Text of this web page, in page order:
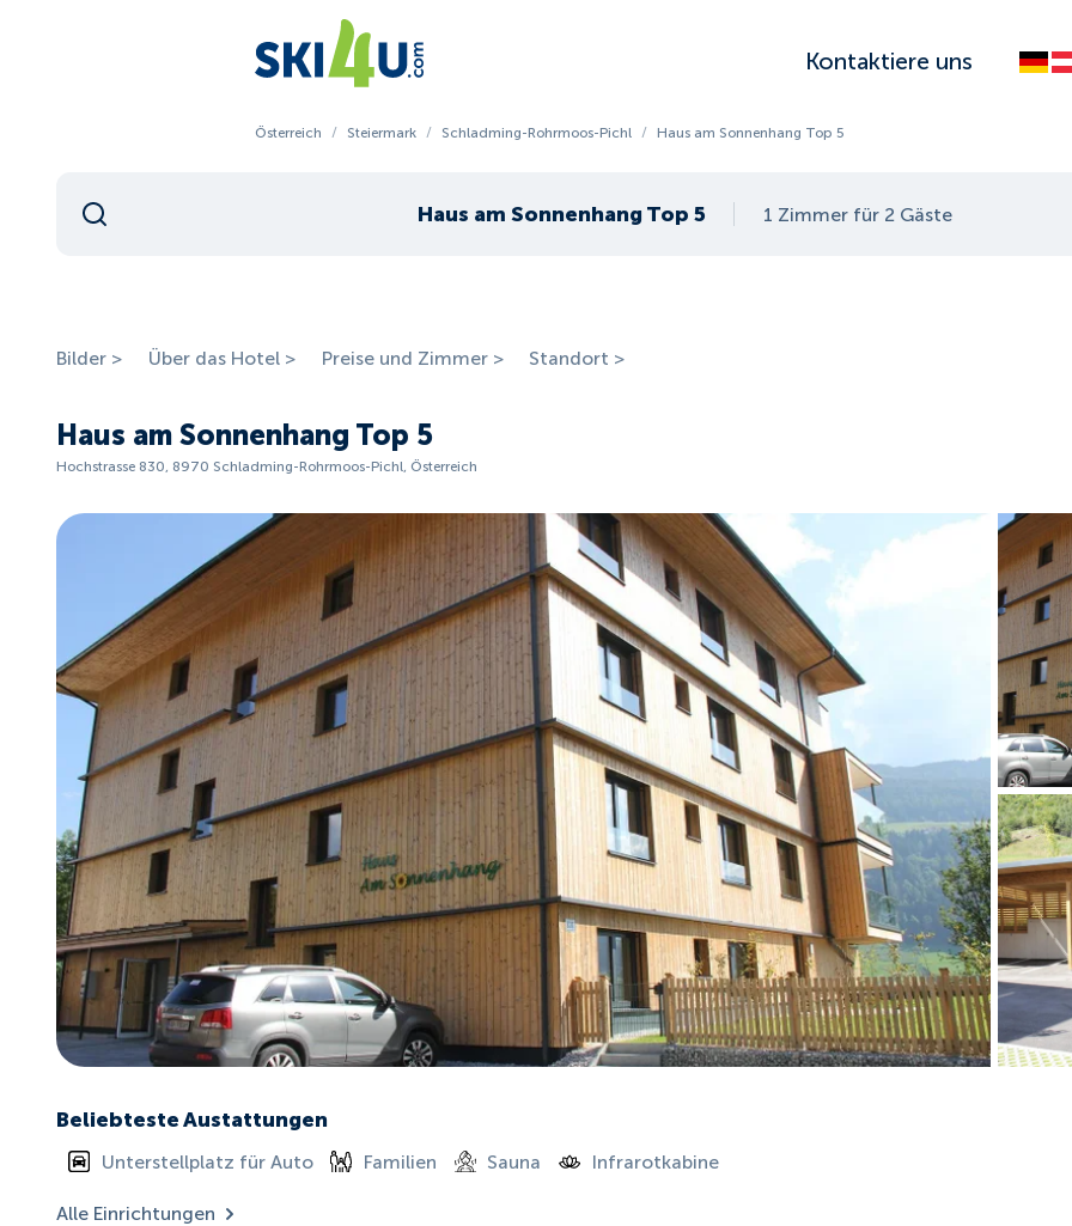
Kontaktiere uns
Österreich / Steiermark / Schladming-Rohrmoos-Pichl / Haus am Sonnenhang Top 5
Haus am Sonnenhang Top 5 1 Zimmer für 2 Gäste
Bilder > Über das Hotel > Preise und Zimmer > Standort >
Haus am Sonnenhang Top 5
Hochstrasse 830, 8970 Schladming-Rohrmoos-Pichl, Österreich
Beliebteste Austattungen
Unterstellplatz für Auto Familien Sauna Infrarotkabine
Alle Einrichtungen